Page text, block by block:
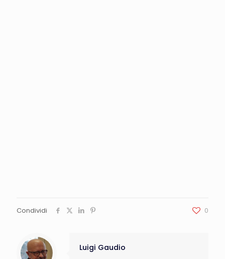
Condividi 0
Luigi Gaudio